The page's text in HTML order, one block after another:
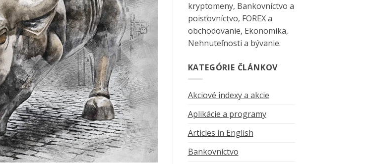
kryptomeny, Bankovníctvo a
poisťovníctvo, FOREX a
obchodovanie, Ekonomika,
Nehnuteľnosti a bývanie.
KATEGÓRIE ČLÁNKOV
Akciové indexy a akcie
Aplikácie a programy
Articles in English
Bankovníctvo